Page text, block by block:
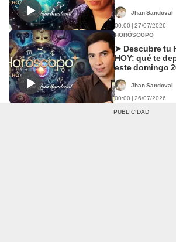
Jhan Sandoval
00:00 | 27/07/2026
HORÓSCOPO
➤ Descubre tu
HOY: qué te
este domingo
Jhan Sandoval
00:00 | 26/07/2026